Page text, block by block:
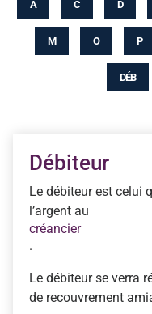
A C D
M O P
DÉB
Débiteur
Le débiteur est celui
l’argent au
créancier
.
Le débiteur se verra
de recouvrement